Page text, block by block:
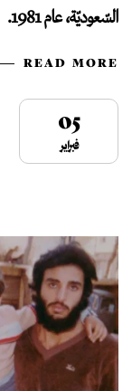
السّعوديّة، عام 1981.
READ MORE
05
فبراير